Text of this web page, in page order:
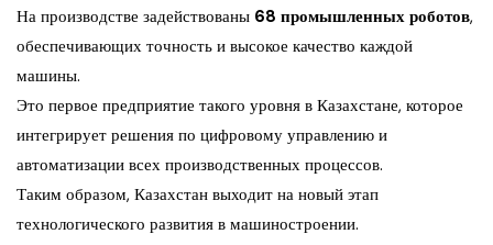
На производстве задействованы 68 промышленных роботов,
обеспечивающих точность и высокое качество каждой
машины.
Это первое предприятие такого уровня в Казахстане, которое
интегрирует решения по цифровому управлению и
автоматизации всех производственных процессов.
Таким образом, Казахстан выходит на новый этап
технологического развития в машиностроении.